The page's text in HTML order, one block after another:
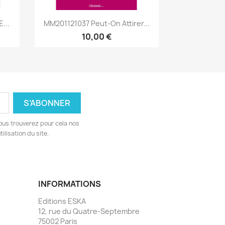
Aperçu rapide
MM201121037 Peut-On Attirer...
10,00 €
trouverez pour cela nos
du site.
INFORMATIONS
Editions ESKA
12, rue du Quatre-Septembre
75002 Paris